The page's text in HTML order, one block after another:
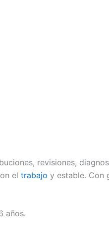
revisiones,
el trabajo y estable. Con
años.